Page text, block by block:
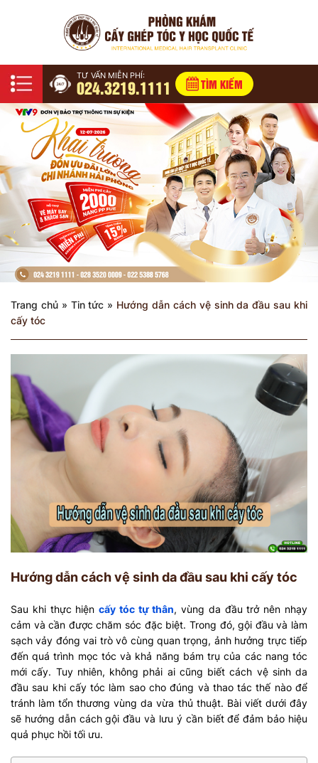
TƯ VẤN MIỄN PHÍ:
024.3219.1111 TÌM KIẾM
Trang chủ» Tin tức » Hướng dẫn cách vệ sinh da đầu sau khi
cấy tóc
Hướng dẫn cách vệ sinh da đầu sau khi cấy tóc
Sau khi thực hiệncấy tóc tự thân, vùng da đầu trở nên nhạy
cảm và cần được chăm sóc đặc biệt. Trong đó, gội đầu và làm
sạch vảy đóng vai trò vô cùng quan trọng, ảnh hưởng trực tiếp
đến quá trình mọc tóc và khả năng bám trụ của các nang tóc
mới cấy. Tuy nhiên, không phải ai cũng biết cách vệ sinh da
đầu sau khi cấy tóc làm sao cho đúng và thao tác thế nào để
tránh làm tổn thương vùng da vừa thủ thuật. Bài viết dưới đây
sẽ hướng dẫn cách gội đầu và lưu ý cần biết để đảm bảo hiệu
quả phục hồi tối ưu.